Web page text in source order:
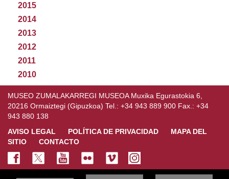
2015
2014
2013
2012
2011
2010
MUSEO ZUMALAKARREGI MUSEOA Muxika Egurastokia 6,
20216 Ormaiztegi (Gipuzkoa) Tel.: +34 943 889 900 Fax.: +34
943 880 138
AVISO LEGAL
POLÍTICA DE PRIVACIDAD
MAPA DEL
SITIO
CONTACTO